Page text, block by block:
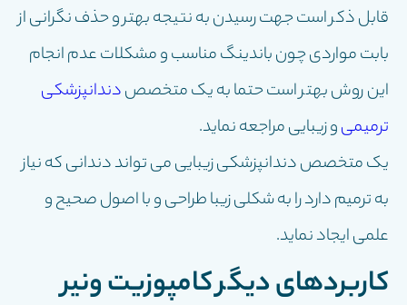
قابل ذکر است جهت رسیدن به نتیجه بهتر و حذف نگرانی از
بابت مواردی چون باندینگ مناسب و مشکلات عدم انجام
این روش بهتر است حتما به یک متخصصدندانپزشکی
ترمیمیو زیبایی مراجعه نماید.
یک متخصص دندانپزشکی زیبایی می تواند دندانی که نیاز
به ترمیم دارد را به شکلی زیبا طراحی و با اصول صحیح و
علمی ایجاد نماید.
کاربردهای دیگر کامپوزیت ونیر